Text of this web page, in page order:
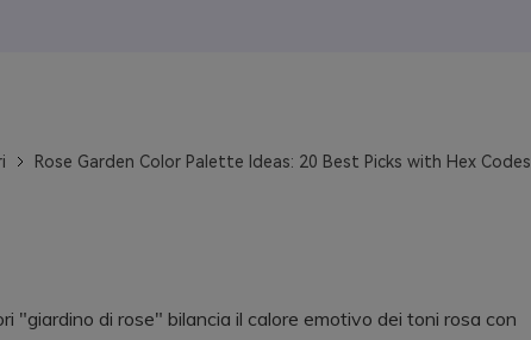
Rose Garden Color Palette Ideas: 20 Best Picks with Hex Codes
"giardino di rose" bilancia il calore emotivo dei toni rosa con